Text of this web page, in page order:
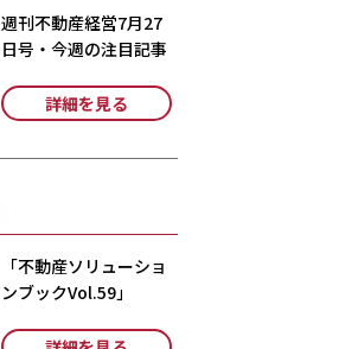
週刊不動産経営7月27
日号・今週の注目記事
詳細を見る
「不動産ソリューショ
ンブックVol.59」